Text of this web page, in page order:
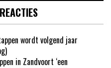
wordt volgend jaar
in Zandvoort ‘een